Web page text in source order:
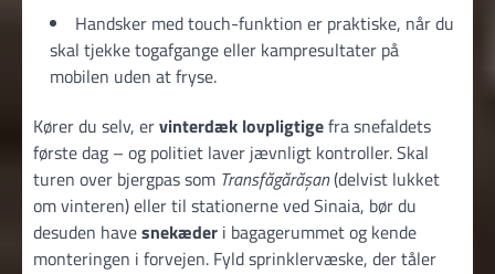
Handsker med touch-funktion er praktiske, når du
skal tjekke togafgange eller kampresultater på
mobilen uden at fryse.
Kører du selv, ervinterdæk lovpligtigefra snefaldets
første dag – og politiet laver jævnligt kontroller. Skal
turen over bjergpas som Transfăgărășan(delvist lukket
om vinteren) eller til stationerne ved Sinaia, bør du
desuden havesnekæder i bagagerummet og kende
monteringen i forvejen. Fyld sprinklervæske, der tåler